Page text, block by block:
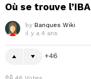
Où se trouve
by Banques Wiki
il y a 4 ans
46